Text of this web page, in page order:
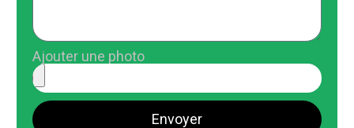
Ajouter une photo
Envoyer